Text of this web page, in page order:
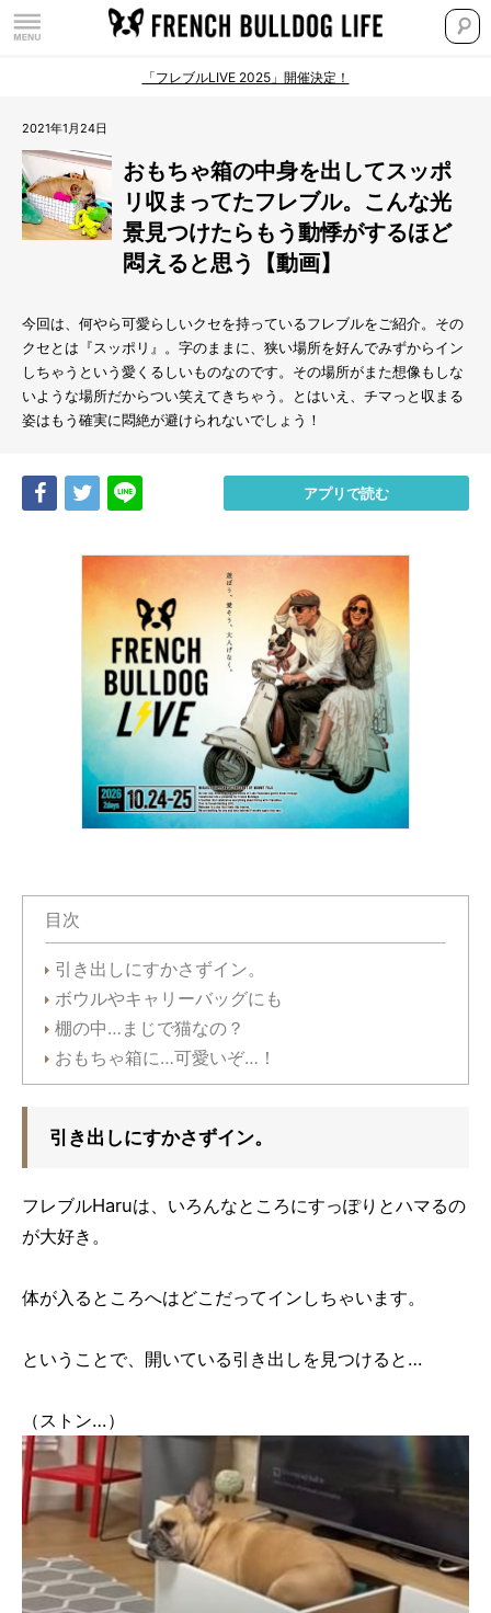
「フレブルLIVE 2025」開催決定！
2021年1月24日
おもちゃ箱の中身を出してスッポ
リ収まってたフレブル。こんな光
景見つけたらもう動悸がするほど
悶えると思う【動画】
今回は、何やら可愛らしいクセを持っているフレブルをご紹介。その
クセとは『スッポリ』。字のままに、狭い場所を好んでみずからイン
しちゃうという愛くるしいものなのです。その場所がまた想像もしな
いような場所だからつい笑えてきちゃう。とはいえ、チマっと収まる
姿はもう確実に悶絶が避けられないでしょう！
Share Tweet アプリで読む
目次
引き出しにすかさずイン。
ボウルやキャリーバッグにも
棚の中…まじで猫なの？
おもちゃ箱に…可愛いぞ…！
引き出しにすかさずイン。
フレブルHaruは、いろんなところにすっぽりとハマるの
が大好き。
体が入るところへはどこだってインしちゃいます。
ということで、開いている引き出しを見つけると…
（ストン…）